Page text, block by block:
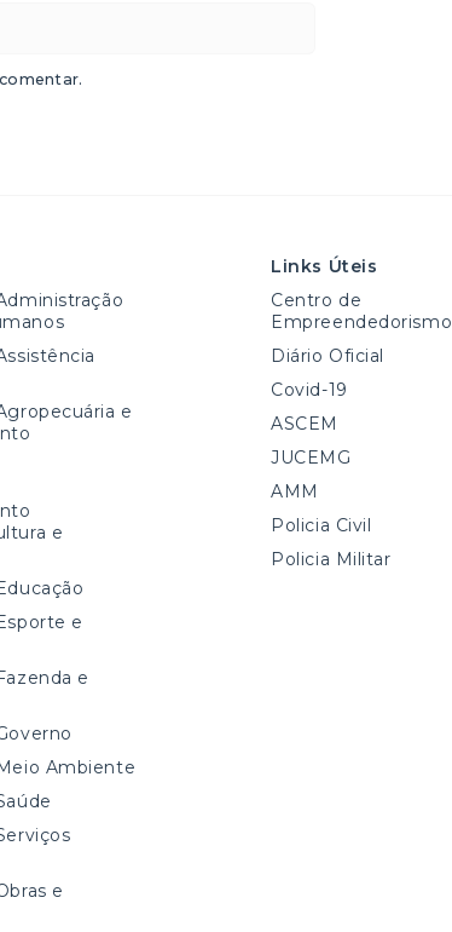
e
e
e
e
Ambiente
e
Links Úteis
Centro de
Empreendedorismo
Diário Oficial
Covid-19
ASCEM
JUCEMG
AMM
Policia Civil
Policia Militar